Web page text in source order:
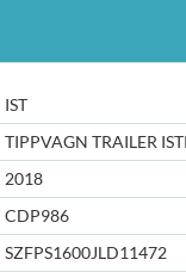
IST
TIPPVAGN TRAILER
2018
CDP986
SZFPS1600JLD11472